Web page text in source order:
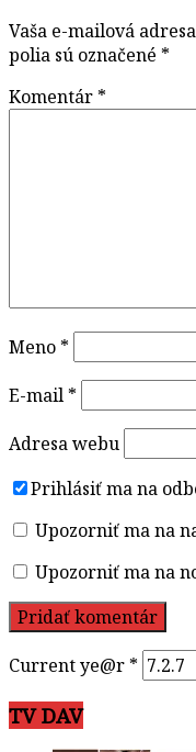
Vaša e-mailová
polia sú označené *
Komentár *
Meno *
E-mail *
Adresa webu
Prihlásiť ma na
Upozorniť ma na
Upozorniť ma na
Current ye@r *
TV DAV